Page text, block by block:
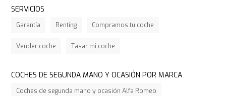
SERVICIOS
Garantía Renting Compramos tu coche
Vender coche Tasar mi coche
COCHES DE SEGUNDA MANO Y OCASIÓN POR MARCA
Coches de segunda mano y ocasión Alfa Romeo